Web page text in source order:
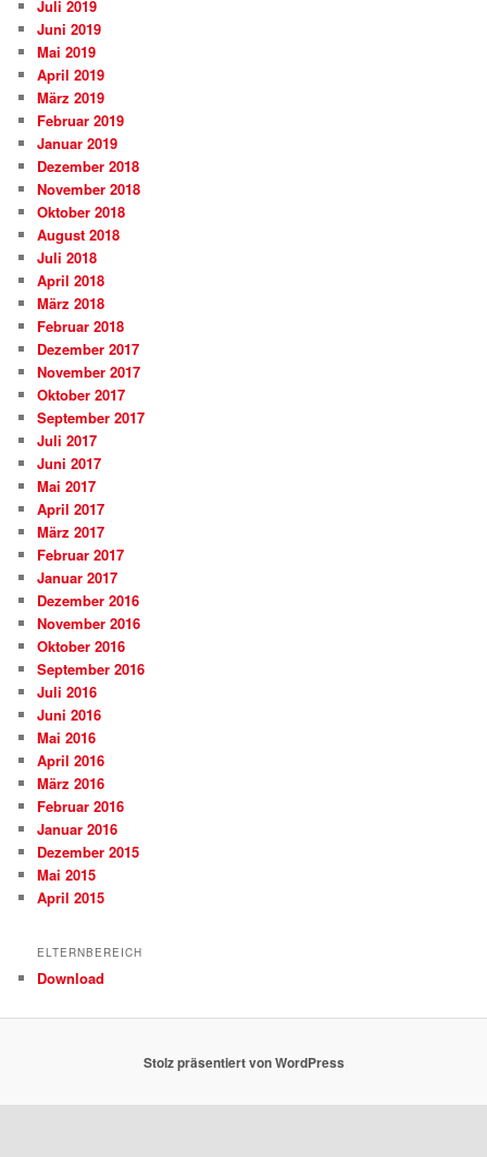
Juli 2019
Juni 2019
Mai 2019
April 2019
März 2019
Februar 2019
Januar 2019
Dezember 2018
November 2018
Oktober 2018
August 2018
Juli 2018
April 2018
März 2018
Februar 2018
Dezember 2017
November 2017
Oktober 2017
September 2017
Juli 2017
Juni 2017
Mai 2017
April 2017
März 2017
Februar 2017
Januar 2017
Dezember 2016
November 2016
Oktober 2016
September 2016
Juli 2016
Juni 2016
Mai 2016
April 2016
März 2016
Februar 2016
Januar 2016
Dezember 2015
Mai 2015
April 2015
ELTERNBEREICH
Download
Stolz präsentiert von WordPress